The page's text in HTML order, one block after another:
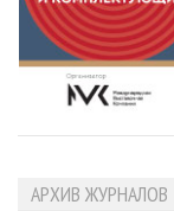
АРХИВ ЖУРНАЛОВ